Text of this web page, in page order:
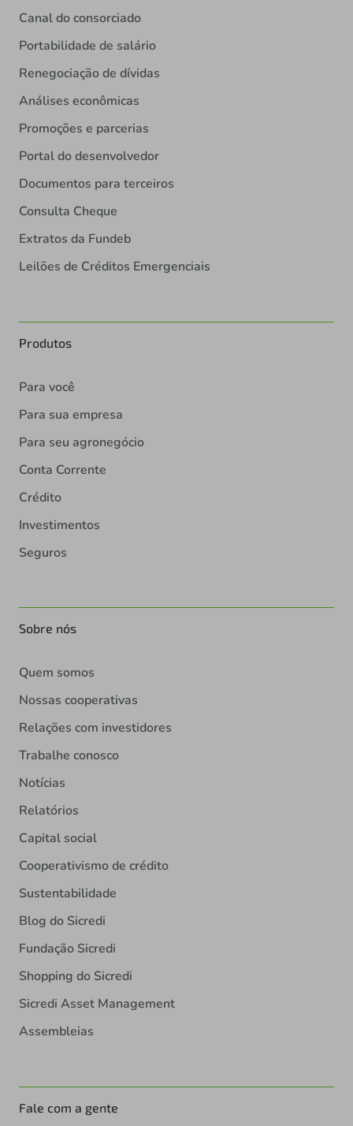
Canal do consorciado
Portabilidade de salário
Renegociação de dívidas
Análises econômicas
Promoções e parcerias
Portal do desenvolvedor
Documentos para terceiros
Consulta Cheque
Extratos da Fundeb
Leilões de Créditos Emergenciais
Produtos
Para você
Para sua empresa
Para seu agronegócio
Conta Corrente
Crédito
Investimentos
Seguros
Sobre nós
Quem somos
Nossas cooperativas
Relações com investidores
Trabalhe conosco
Notícias
Relatórios
Capital social
Cooperativismo de crédito
Sustentabilidade
Blog do Sicredi
Fundação Sicredi
Shopping do Sicredi
Sicredi Asset Management
Assembleias
Fale com a gente